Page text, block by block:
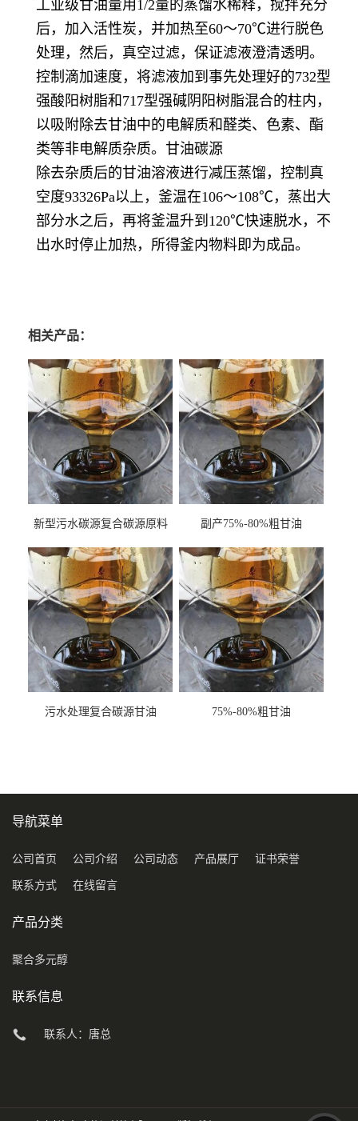
工业级甘油量用1/2量的蒸馏水稀释，搅拌充分
后，加入活性炭，并加热至60～70℃进行脱色
处理，然后，真空过滤，保证滤液澄清透明。
控制滴加速度，将滤液加到事先处理好的732型
强酸阳树脂和717型强碱阴阳树脂混合的柱内，
以吸附除去甘油中的电解质和醛类、色素、酯
类等非电解质杂质。甘油碳源
除去杂质后的甘油溶液进行减压蒸馏，控制真
空度93326Pa以上，釜温在106～108℃，蒸出大
部分水之后，再将釜温升到120℃快速脱水，不
出水时停止加热，所得釜内物料即为成品。
相关产品：
新型污水碳源复合碳源原料
副产75%-80%粗甘油
污水处理复合碳源甘油
75%-80%粗甘油
导航菜单
公司首页 公司介绍 公司动态 产品展厅 证书荣誉
联系方式 在线留言
产品分类
聚合多元醇
联系信息
联系人：唐总